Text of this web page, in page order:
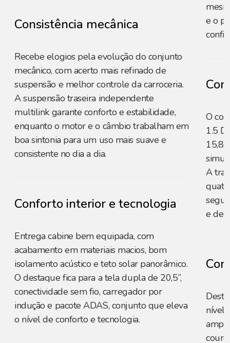
Consistência mecânica
Recebe elogios pela evolução do conjunto
mecânico, com acerto mais refinado de
suspensão e melhor controle da carroceria.
A suspensão traseira independente
multilink garante conforto e estabilidade,
enquanto o motor e o câmbio trabalham em
boa sintonia para um uso mais suave e
consistente no dia a dia.
Conforto interior e tecnologia
Entrega cabine bem equipada, com
acabamento em materiais macios, bom
isolamento acústico e teto solar panorâmico.
O destaque fica para a tela dupla de 20,5”,
conectividade sem fio, carregador por
indução e pacote ADAS, conjunto que eleva
o nível de conforto e tecnologia.
e o
O
1.5
15,8
A
e de
nível